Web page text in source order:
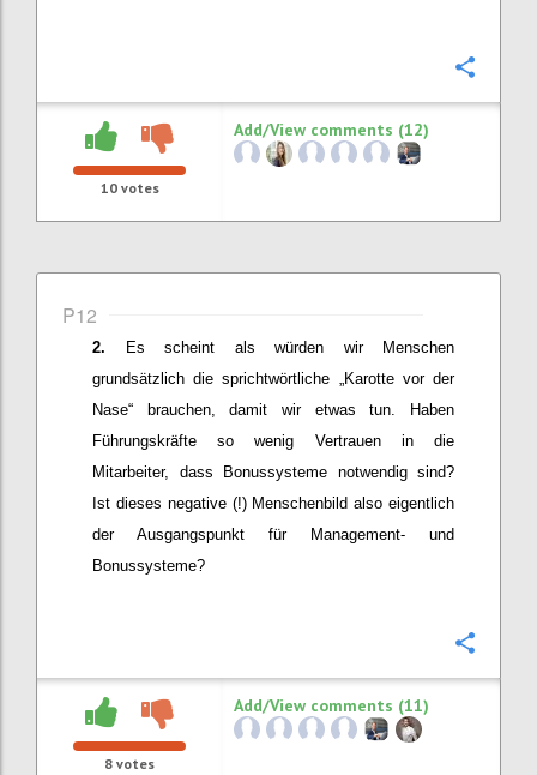
10votes
Add/View comments (12)
P12
Es scheint als würden wir Menschen
grundsätzlich die sprichtwörtliche „Karotte vor der
Nase“ brauchen, damit wir etwas tun. Haben
Führungskräfte so wenig Vertrauen in die
Mitarbeiter, dass Bonussysteme notwendig sind?
Ist dieses negative (!) Menschenbild also eigentlich
der Ausgangspunkt für
Management- und
Bonussysteme?
8 votes
Add/View comments (11)